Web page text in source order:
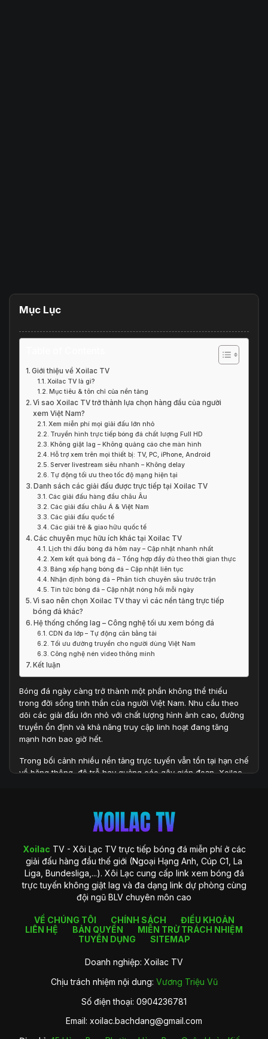
Mục Lục
Giới thiệu về Xoilac TV
Xoilac TV là gì?
Mục tiêu & tôn chỉ của nền tảng
Vì sao Xoilac TV trở thành lựa chọn hàng đầu của người
xem Việt Nam?
Xem miễn phí mọi giải đấu lớn nhỏ
Truyền hình trực tiếp bóng đá chất lượng Full HD
Không giật lag – Không quảng cáo che màn hình
Hỗ trợ xem trên mọi thiết bị: TV, PC, iPhone, Android
Server livestream siêu nhanh – Không delay
Tự động tối ưu theo tốc độ mạng hiện tại
Danh sách các giải đấu được trực tiếp tại Xoilac TV
Các giải đấu hàng đầu châu Âu
Các giải đấu châu Á & Việt Nam
Các giải đấu quốc tế
Các giải trẻ & giao hữu quốc tế
Các chuyên mục hữu ích khác tại Xoilac TV
Lịch thi đấu bóng đá hôm nay – Cập nhật nhanh nhất
Xem kết quả bóng đá – Tổng hợp đầy đủ theo thời gian thực
Bảng xếp hạng bóng đá – Cập nhật liên tục
Nhận định bóng đá – Phân tích chuyên sâu trước trận
Tin tức bóng đá – Cập nhật nóng hổi mỗi ngày
Vì sao nên chọn Xoilac TV thay vì các nền tảng trực tiếp
bóng đá khác?
Hệ thống chống lag – Công nghệ tối ưu xem bóng đá
CDN đa lớp – Tự động cân bằng tải
Tối ưu đường truyền cho người dùng Việt Nam
Công nghệ nén video thông minh
Kết luận
Bóng đá ngày càng trở thành một phần không thể thiếu
trong đời sống tinh thần của người Việt Nam. Nhu cầu theo
dõi các giải đấu lớn nhỏ với chất lượng hình ảnh cao, đường
truyền ổn định và khả năng truy cập linh hoạt đang tăng
mạnh hơn bao giờ hết.
Trong bối cảnh nhiều nền tảng trực tuyến vẫn tồn tại hạn chế
về băng thông, độ trễ hay quảng cáo gây gián đoạn, Xoilac
dữ liệu phong phú, Xoilac TV không chỉ là một website xem
bóng đá, mà còn là một trung tâm thông tin chuyên sâu
dành cho người hâm mộ bóng đá tại Việt Nam.
Giới thiệu về Xoilac TV
Xoilac TV là gì?
Xoilac TV - Xôi Lạc TV trực tiếp bóng đá miễn phí ở các
giải đấu hàng đầu thế giới (Ngoại Hạng Anh, Cúp C1, La
Liga, Bundesliga,...). Xôi Lạc cung cấp link xem bóng đá
trực tuyến không giật lag và đa dạng link dự phòng cùng
đội ngũ BLV chuyên môn cao
VỀ CHÚNG TÔI CHÍNH SÁCH
ĐIỀU KHOẢN
LIÊN HỆ
BẢN QUYỀN
MIỄN TRỪ TRÁCH NHIỆM
TUYỂN DỤNG
SITEMAP
Doanh nghiệp: Xoilac TV
Chịu trách nhiệm nội dung: Vương Triệu Vũ
Số điện thoại: 0904236781
Email: xoilac.bachdang@gmail.com